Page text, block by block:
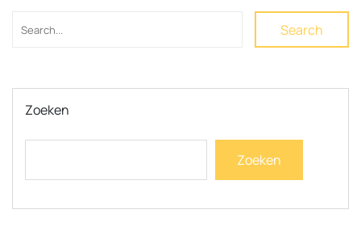
Search
Zoeken
Zoeken